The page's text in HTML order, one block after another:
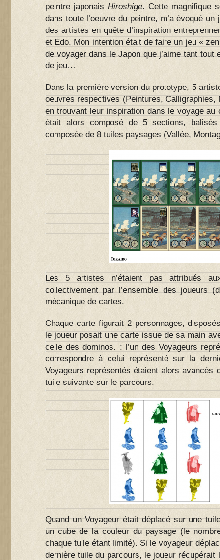
peintre japonaisHiroshige. Cette magnifique
dans toute l’oeuvre du peintre, m’a évoqué
des artistes en quête d’inspiration
et Edo. Mon intention était de faire un jeu «
de voyager dans le Japon que j’aime tant tout
de jeu…
Dans la première version du prototype, 5
oeuvres respectives (Peintures, Calligraphies,
en trouvant leur inspiration dans le voyage au
était alors composé de 5 sections,
composée de 8 tuiles paysages (Vallée,
Les 5 artistes n’étaient pas attribués
collectivement par l’ensemble des joueurs
mécanique de cartes.
Chaque carte figurait 2 personnages,
le joueur posait une carte issue de sa main
celle des dominos. : l’un des Voyageurs
correspondre à celui représenté sur la
Voyageurs représentés étaient alors avancés
tuile suivante sur le parcours.
Quand un Voyageur était déplacé sur une
un cube de la couleur du paysage (le
chaque tuile étant limité). Si le voyageur
dernière tuile du parcours, le joueur récupérait